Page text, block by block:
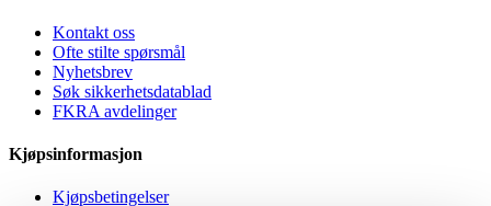
Kontakt oss
Ofte stilte spørsmål
Nyhetsbrev
Søk sikkerhetsdatablad
FKRA avdelinger
Kjøpsinformasjon
Kjøpsbetingelser